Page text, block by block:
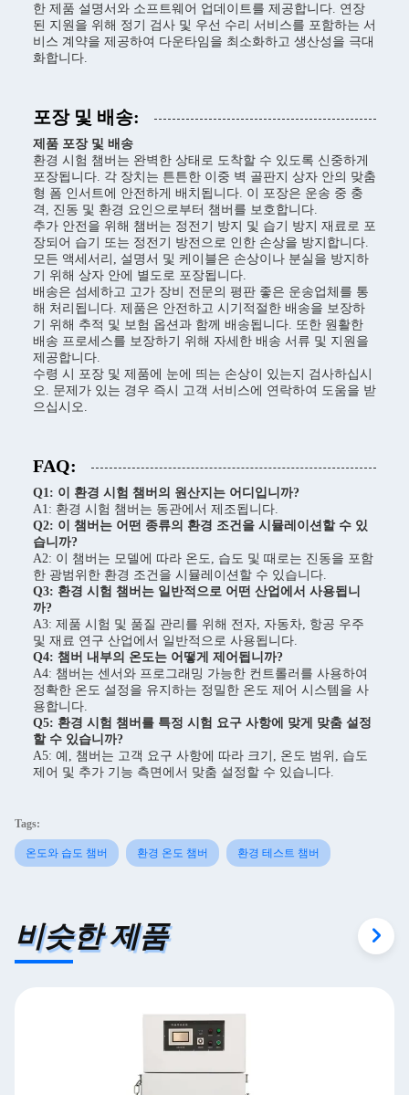
한 제품 설명서와 소프트웨어 업데이트를 제공합니다. 연장
된 지원을 위해 정기 검사 및 우선 수리 서비스를 포함하는 서
비스 계약을 제공하여 다운타임을 최소화하고 생산성을 극대
화합니다.
포장 및 배송:
제품 포장 및 배송
환경 시험 챔버는 완벽한 상태로 도착할 수 있도록 신중하게
포장됩니다. 각 장치는 튼튼한 이중 벽 골판지 상자 안의 맞춤
형 폼 인서트에 안전하게 배치됩니다. 이 포장은 운송 중 충
격, 진동 및 환경 요인으로부터 챔버를 보호합니다.
추가 안전을 위해 챔버는 정전기 방지 및 습기 방지 재료로 포
장되어 습기 또는 정전기 방전으로 인한 손상을 방지합니다.
모든 액세서리, 설명서 및 케이블은 손상이나 분실을 방지하
기 위해 상자 안에 별도로 포장됩니다.
배송은 섬세하고 고가 장비 전문의 평판 좋은 운송업체를 통
해 처리됩니다. 제품은 안전하고 시기적절한 배송을 보장하
기 위해 추적 및 보험 옵션과 함께 배송됩니다. 또한 원활한
배송 프로세스를 보장하기 위해 자세한 배송 서류 및 지원을
제공합니다.
수령 시 포장 및 제품에 눈에 띄는 손상이 있는지 검사하십시
오. 문제가 있는 경우 즉시 고객 서비스에 연락하여 도움을 받
으십시오.
FAQ:
Q1: 이 환경 시험 챔버의 원산지는 어디입니까?
A1: 환경 시험 챔버는 동관에서 제조됩니다.
Q2: 이 챔버는 어떤 종류의 환경 조건을 시뮬레이션할 수 있
습니까?
A2: 이 챔버는 모델에 따라 온도, 습도 및 때로는 진동을 포함
한 광범위한 환경 조건을 시뮬레이션할 수 있습니다.
Q3: 환경 시험 챔버는 일반적으로 어떤 산업에서 사용됩니
까?
A3: 제품 시험 및 품질 관리를 위해 전자, 자동차, 항공 우주
및 재료 연구 산업에서 일반적으로 사용됩니다.
Q4: 챔버 내부의 온도는 어떻게 제어됩니까?
A4: 챔버는 센서와 프로그래밍 가능한 컨트롤러를 사용하여
정확한 온도 설정을 유지하는 정밀한 온도 제어 시스템을 사
용합니다.
Q5: 환경 시험 챔버를 특정 시험 요구 사항에 맞게 맞춤 설정
할 수 있습니까?
A5: 예, 챔버는 고객 요구 사항에 따라 크기, 온도 범위, 습도
제어 및 추가 기능 측면에서 맞춤 설정할 수 있습니다.
Tags:
온도와 습도 챔버 환경 온도 챔버 환경 테스트 챔버
비슷한 제품